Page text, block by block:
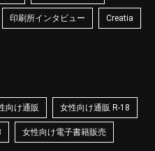
印刷所インタビュー Creatia
向け通販 女性向け通販 R-18
女性向け電子書籍販売